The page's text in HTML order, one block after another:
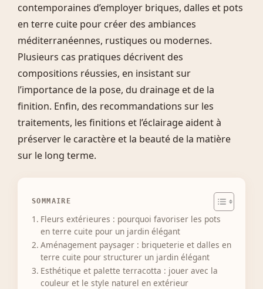
contemporaines d’employer briques, dalles et pots
en terre cuite pour créer des ambiances
méditerranéennes, rustiques ou modernes.
Plusieurs cas pratiques décrivent des
compositions réussies, en insistant sur
l’importance de la pose, du drainage et de la
finition. Enfin, des recommandations sur les
traitements, les finitions et l’éclairage aident à
préserver le caractère et la beauté de la matière
sur le long terme.
SOMMAIRE
Fleurs extérieures : pourquoi favoriser les pots
en terre cuite pour un jardin élégant
Aménagement paysager : briqueterie et dalles en
terre cuite pour structurer un jardin élégant
Esthétique et palette terracotta : jouer avec la
couleur et le style naturel en extérieur